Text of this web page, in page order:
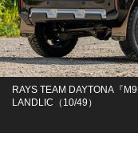
RAYS TEAM DAYTONA『
LANDLIC（10/49）